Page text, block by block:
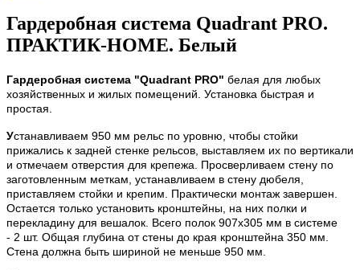
Гардеробная система Quadrant PRO.
ПРАКТИК-HOME. Белый
Гардеробная система "Quadrant PRO" белая для любых
хозяйственных и жилых помещений. Установка быстрая и
простая.
Устанавливаем 950 мм рельс по уровню , чтобы стойки
прижались к задней стенке рельсов, выставляем их по вертикали
и отмечаем отверстия для крепежа . Просверливаем стену по
заготовленным меткам, устанавливаем в стену дюбеля,
приставляем стойки и крепим . Практически монтаж завершен.
Остается только установить кронштейны, на них полки и
перекладину для вешалок. Всего полок 907х305 мм в системе
- 2 шт. Общая глубина от стены до края кронштейна 350 мм.
Стена должна быть шириной не меньше 950 мм.